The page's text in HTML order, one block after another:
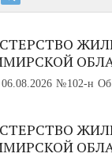
№102-н Об